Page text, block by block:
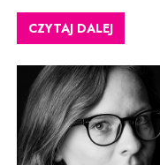
CZYTAJ DALEJ